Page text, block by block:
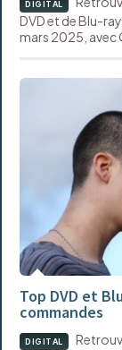
DIGITAL
DVD et de Blu-
mars 2025, avec
Top DVD et
commandes
DIGITAL